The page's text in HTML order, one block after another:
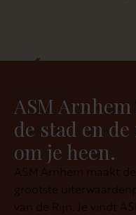
‹
ASM
de stad en
om je heen.
ASM Arnhem maakt
grootste
van de Rijn. Je vindt